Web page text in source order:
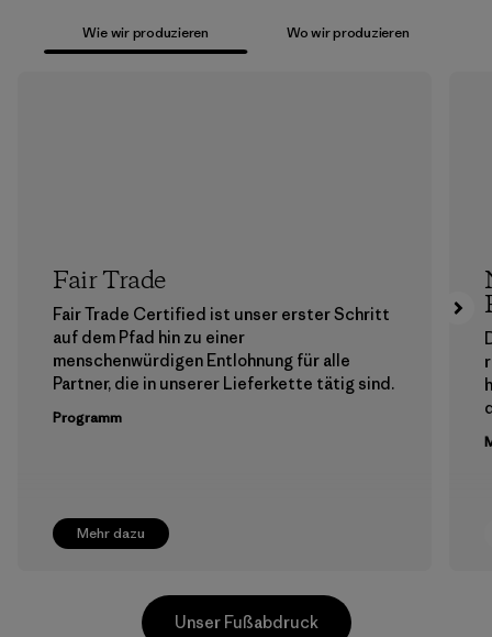
Wie wir produzieren Wo wir produzieren
Mehr dazu
Fair Trade
Fair Trade Certified ist unser erster Schritt
auf dem Pfad hin zu einer
menschenwürdigen Entlohnung für alle
Partner, die in unserer Lieferkette tätig sind.
Programm
Unser Fußabdruck